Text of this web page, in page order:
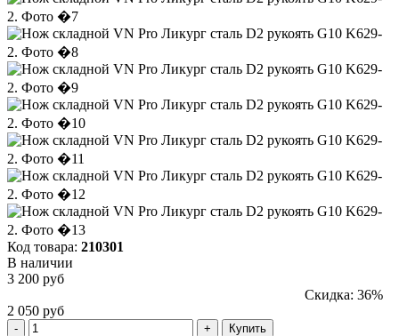
Код товара: 210301
В наличии
3 200 руб
Скидка: 36%
2 050 руб
Купить